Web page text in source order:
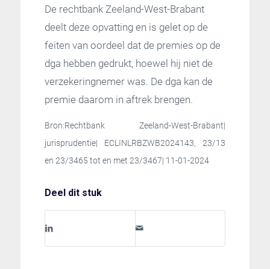
De rechtbank Zeeland-West-Brabant
deelt deze opvatting en is gelet op de
feiten van oordeel dat de premies op de
dga hebben gedrukt, hoewel hij niet de
verzekeringnemer was. De dga kan de
premie daarom in aftrek brengen.
Bron:Rechtbank Zeeland-West-Brabant|
jurisprudentie| ECLINLRBZWB2024143, 23/13
en 23/3465 tot en met 23/3467| 11-01-2024
Deel dit stuk